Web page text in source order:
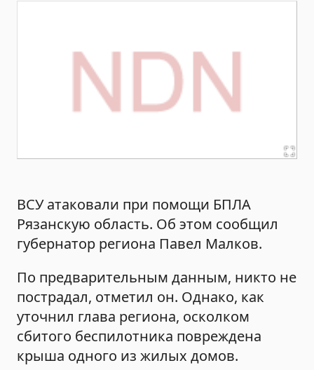
ВСУ атаковали при помощи БПЛА
Рязанскую область. Об этом сообщил
губернатор региона Павел Малков.
По предварительным данным, никто не
пострадал, отметил он. Однако, как
уточнил глава региона, осколком
сбитого беспилотника повреждена
крыша одного из жилых домов.